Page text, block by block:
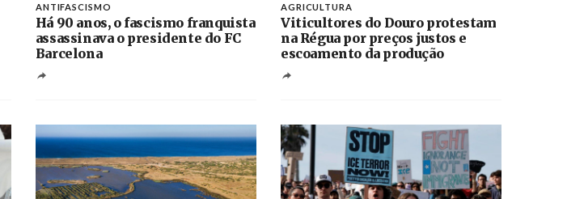
ANTIFASCISMO
Há 90 anos, o fascismo franquista
assassinava o presidente do FC
Barcelona
AGRICULTURA
Viticultores do Douro protestam
na Régua por preços justos e
escoamento da produção